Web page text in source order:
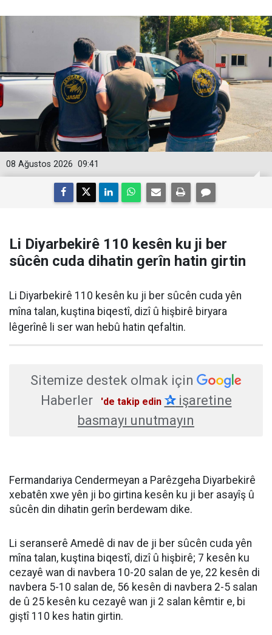
09:41
08 Ağustos 2026
Li Diyarbekirê 110 kesên ku ji ber
sûcên cuda dihatin gerîn hatin girtin
Li Diyarbekirê 110 kesên ku ji ber sûcên cuda yên
mîna talan, kuştina biqestî, dizî û hişbirê biryara
lêgerînê li ser wan hebû hatin qefaltin.
Sitemize destek olmak için
Haberler
'de takip edin ✰işaretine
basmayı unutmayın
Fermandariya Cendermeyan a Parêzgeha Diyarbekirê
xebatên xwe yên ji bo girtina kesên ku ji ber asayîş û
sûcên din dihatin gerîn berdewam dike.
Li seranserê Amedê di nav de ji ber sûcên cuda yên
mîna talan, kuştina biqestî, dizî û hişbirê; 7 kesên ku
cezayê wan di navbera 10-20 salan de ye, 22 kesên di
navbera 5-10 salan de, 56 kesên di navbera 2-5 salan
de û 25 kesên ku cezayê wan ji 2 salan kêmtir e, bi
giştî 110 kes hatin girtin.